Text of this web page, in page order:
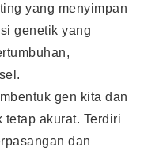
yang menyimpan
genetik yang
gen kita dan
tetap akurat. Terdiri
dan